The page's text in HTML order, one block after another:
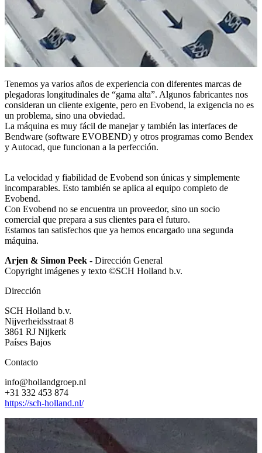
Tenemos ya varios años de experiencia con diferentes marcas de
plegadoras longitudinales de “gama alta”. Algunos fabricantes nos
consideran un cliente exigente, pero en Evobend, la exigencia no es
un problema, sino una obviedad.
La máquina es muy fácil de manejar y también las interfaces de
Bendware (software EVOBEND) y otros programas como Bendex
y Autocad, que funcionan a la perfección.
La velocidad y fiabilidad de Evobend son únicas y simplemente
incomparables. Esto también se aplica al equipo completo de
Evobend.
Con Evobend no se encuentra un proveedor, sino un socio
comercial que prepara a sus clientes para el futuro.
Estamos tan satisfechos que ya hemos encargado una segunda
máquina.
Arjen & Simon Peek - Dirección General
Copyright imágenes y texto ©SCH Holland b.v.
Dirección
SCH Holland b.v.
Nijverheidsstraat 8
3861 RJ Nijkerk
Países Bajos
Contacto
info@hollandgroep.nl
+31 332 453 874
https://sch-holland.nl/